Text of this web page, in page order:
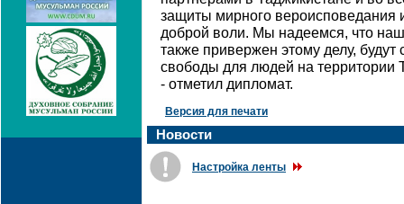
защиты мирного вероисповедания
доброй воли. Мы надеемся, что
также привержен этому делу,
свободы для людей на территории
- отметил дипломат.
Версия для печати
Новости
Настройка ленты